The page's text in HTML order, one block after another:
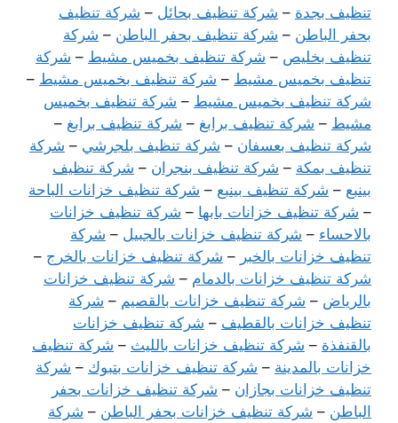
تنظيف بجدة – شركة تنظيف بحائل – شركة تنظيف
بحفر الباطن – شركة تنظيف بحفر الباطن – شركة
تنظيف بخليص – شركة تنظيف بخميس مشيط – شركة
تنظيف بخميس مشيط – شركة تنظيف بخميس مشيط –
شركة تنظيف بخميس مشيط – شركة تنظيف بخميس
مشيط – شركة تنظيف برابغ – شركة تنظيف برابغ –
شركة تنظيف بعسفان – شركة تنظيف بلجرشي – شركة
تنظيف بمكة – شركة تنظيف بنجران – شركة تنظيف
بينبع – شركة تنظيف بينبع – شركة تنظيف خزانات الباحة
– شركة تنظيف خزانات بابها – شركة تنظيف خزانات
بالاحساء – شركة تنظيف خزانات بالجبيل – شركة
تنظيف خزانات بالخبر – شركة تنظيف خزانات بالخرج –
شركة تنظيف خزانات بالدمام – شركة تنظيف خزانات
بالرياض – شركة تنظيف خزانات بالقصيم – شركة
تنظيف خزانات بالقطيف – شركة تنظيف خزانات
بالقنفذة – شركة تنظيف خزانات بالليث – شركة تنظيف
خزانات بالمدينة – شركة تنظيف خزانات بتبوك – شركة
تنظيف خزانات بجازان – شركة تنظيف خزانات بحفر
الباطن – شركة تنظيف خزانات بحفر الباطن – شركة